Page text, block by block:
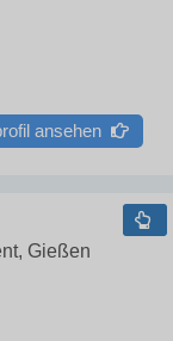
ansehen
Gießen